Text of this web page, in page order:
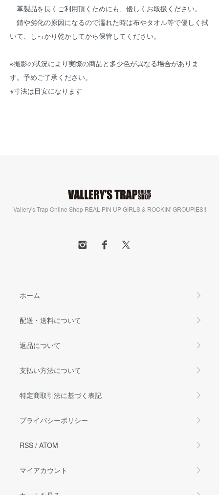
革製品を長くご利用頂くためにも、優しくお取扱ください。
錆や劣化の原因になるので濡れた時は布やタオル等で優しく拭
いて、しっかり乾かしてから保管してください。
※撮影の状況により実際の商品と多少色が異なる場合がありま
す。予めご了承ください。
※寸法は目安になります
Vallery's Trap Online Shop REAL PIN UP GIRLS & ROCKIN' GROUPIES!!
ホーム
配送・送料について
返品について
支払い方法について
特定商取引法に基づく表記
プライバシーポリシー
RSS / ATOM
マイアカウント